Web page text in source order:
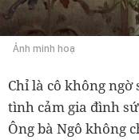
Ảnh minh hoạ
Chỉ là cô không
tình cảm gia đình
Ông bà Ngô không